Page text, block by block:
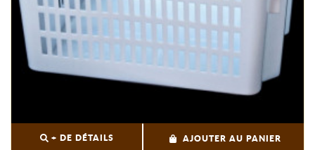
+ DE DÉTAILS AJOUTER AU PANIER